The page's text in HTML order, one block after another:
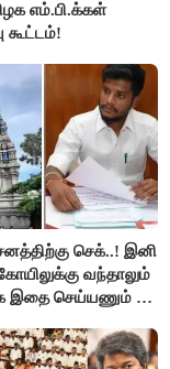
எம்.பி.க்கள்
கூட்டம்!
செக்..! இனி
வந்தாலும்
இதை செய்யணும் -